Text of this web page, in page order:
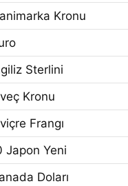
Kronu
Sterlini
Kronu
Frangı
Japon Yeni
Doları